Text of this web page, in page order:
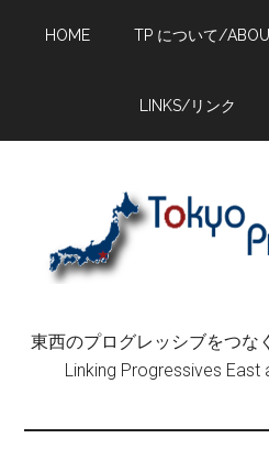
HOME TP について/
LINKS/リンク
東西のプログレッシブを
Linking Progressives East